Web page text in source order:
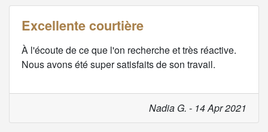
Excellente courtière
À l'écoute de ce que l'on recherche et très réactive.
Nous avons été super satisfaits de son travail.
Nadia G. - 14 Apr 2021